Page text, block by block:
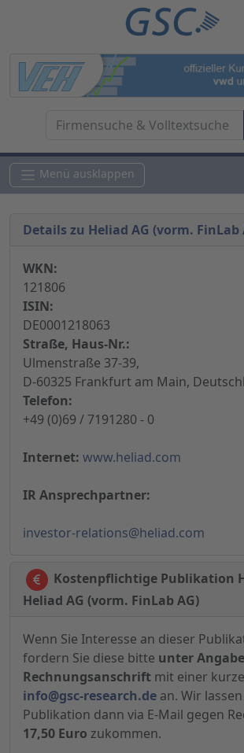
Menü ausklappen
Details zu Heliad AG (vorm. FinLab
WKN:
121806
ISIN:
DE0001218063
Straße, Haus-Nr.:
Ulmenstraße 37-39,
D-60325 Frankfurt am Main,
Telefon:
+49 (0)69 / 7191280 - 0
Internet: www.heliad.com
IR Ansprechpartner:
investor-relations@heliad.com
Kostenpflichtige Publikation
Heliad AG (vorm. FinLab AG)
Wenn Sie Interesse an dieser
fordern Sie diese bitte unter
Rechnungsanschrift mit einer
info@gsc-research.de an. Wir
Publikation dann via E-Mail gegen
17,50 Euro zukommen.